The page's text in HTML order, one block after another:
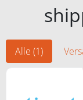
Alle (1)